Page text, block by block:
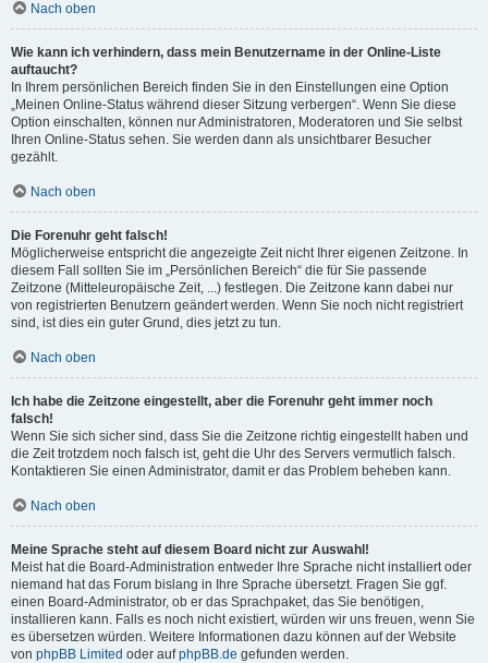
Nach oben
Wie kann ich verhindern, dass mein Benutzername in der Online-Liste
auftaucht?
In Ihrem persönlichen Bereich finden Sie in den Einstellungen eine Option
„Meinen Online-Status während dieser Sitzung verbergen“. Wenn Sie diese
Option einschalten, können nur Administratoren, Moderatoren und Sie selbst
Ihren Online-Status sehen. Sie werden dann als unsichtbarer Besucher
gezählt.
Nach oben
Die Forenuhr geht falsch!
Möglicherweise entspricht die angezeigte Zeit nicht Ihrer eigenen Zeitzone. In
diesem Fall sollten Sie im „Persönlichen Bereich“ die für Sie passende
Zeitzone (Mitteleuropäische Zeit, ...) festlegen. Die Zeitzone kann dabei nur
von registrierten Benutzern geändert werden. Wenn Sie noch nicht registriert
sind, ist dies ein guter Grund, dies jetzt zu tun.
Nach oben
Ich habe die Zeitzone eingestellt, aber die Forenuhr geht immer noch
falsch!
Wenn Sie sich sicher sind, dass Sie die Zeitzone richtig eingestellt haben und
die Zeit trotzdem noch falsch ist, geht die Uhr des Servers vermutlich falsch.
Kontaktieren Sie einen Administrator, damit er das Problem beheben kann.
Nach oben
Meine Sprache steht auf diesem Board nicht zur Auswahl!
Meist hat die Board-Administration entweder Ihre Sprache nicht installiert oder
niemand hat das Forum bislang in Ihre Sprache übersetzt. Fragen Sie ggf.
einen Board-Administrator, ob er das Sprachpaket, das Sie benötigen,
installieren kann. Falls es noch nicht existiert, würden wir uns freuen, wenn Sie
es übersetzen würden. Weitere Informationen dazu können auf der Website
von phpBB Limited oder aufphpBB.de gefunden werden.